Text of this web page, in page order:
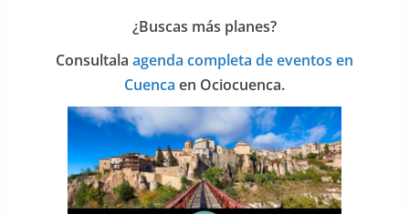
¿Buscas más planes?
Consultala agenda completa de eventos en
Cuenca en Ociocuenca.